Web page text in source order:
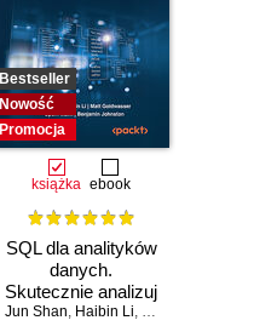
Bestseller
Nowość
Promocja
książka ebook
SQL dla analityków
danych.
Skutecznie analizuj
dane, wyciągaj
Jun Shan, Haibin Li, Matt Goldwasser